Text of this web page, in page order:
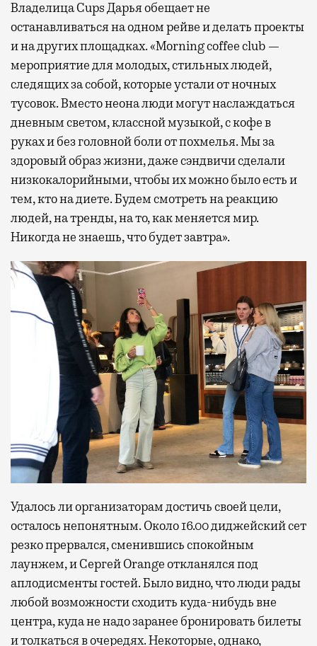
Владелица Cups Дарья обещает не
останавливаться на одном рейве и делать проекты
и на других площадках. «Morning coffee club —
мероприятие для молодых, стильных людей,
следящих за собой, которые устали от ночных
тусовок. Вместо неона люди могут наслаждаться
дневным светом, классной музыкой, с кофе в
руках и без головной боли от похмелья. Мы за
здоровый образ жизни, даже сэндвичи сделали
низкокалорийными, чтобы их можно было есть и
тем, кто на диете. Будем смотреть на реакцию
людей, на тренды, на то, как меняется мир.
Никогда не знаешь, что будет завтра».
Удалось ли организаторам достичь своей цели,
осталось непонятным. Около 16.00 диджейский сет
резко прервался, сменившись спокойным
лаунжем, и Сергей Orange откланялся под
аплодисменты гостей. Было видно, что люди рады
любой возможности сходить куда-нибудь вне
центра, куда не надо заранее бронировать билеты
и толкаться в очередях. Некоторые, однако,